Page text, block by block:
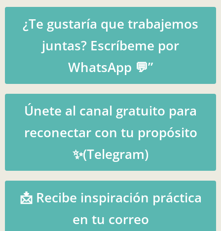
¿Te gustaría que trabajemos
juntas? Escríbeme por
WhatsApp 💬”
Únete al canal gratuito para
reconectar con tu propósito
✨(Telegram)
📩 Recibe inspiración práctica
en tu correo